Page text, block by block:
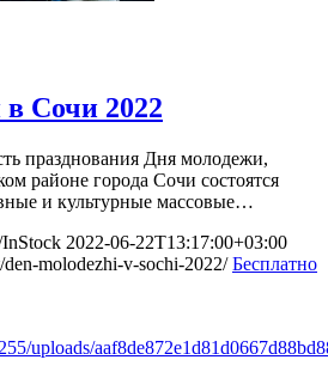
Сочи 2022
празднования Дня молодежи,
районе города Сочи состоятся
и культурные массовые…
InStock 2022-06-22T13:17:00+03:00
molodezhi-v-sochi-2022/ Бесплатно
uploads/